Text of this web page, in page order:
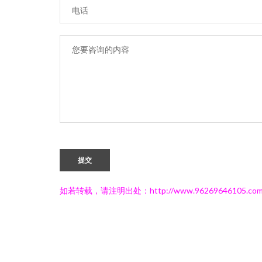
提交
如若转载，请注明出处：http://